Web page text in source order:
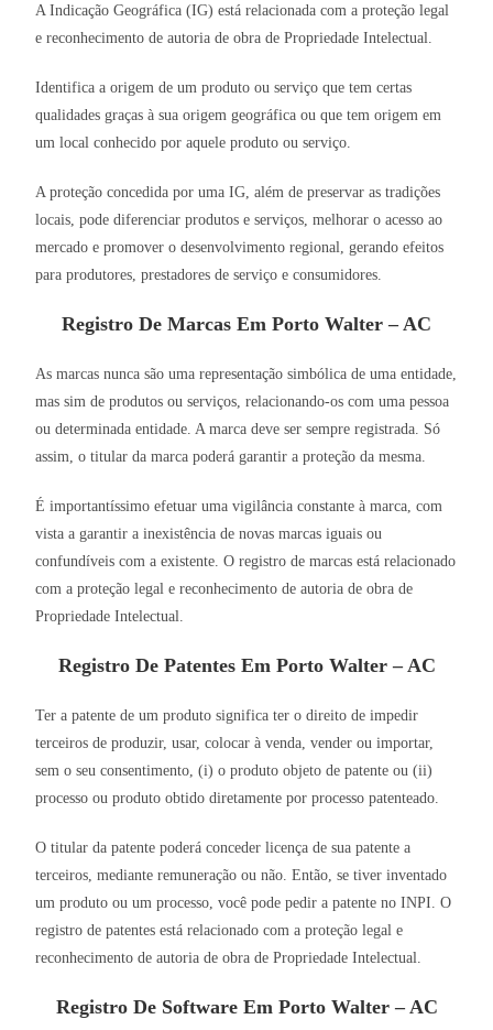
A Indicação Geográfica (IG) está relacionada com a proteção legal
e reconhecimento de autoria de obra de Propriedade Intelectual.
Identifica a origem de um produto ou serviço que tem certas
qualidades graças à sua origem geográfica ou que tem origem em
um local conhecido por aquele produto ou serviço.
A proteção concedida por uma IG, além de preservar as tradições
locais, pode diferenciar produtos e serviços, melhorar o acesso ao
mercado e promover o desenvolvimento regional, gerando efeitos
para produtores, prestadores de serviço e consumidores.
Registro De Marcas Em Porto Walter – AC
As marcas nunca são uma representação simbólica de uma entidade,
mas sim de produtos ou serviços, relacionando-os com uma pessoa
ou determinada entidade. A marca deve ser sempre registrada. Só
assim, o titular da marca poderá garantir a proteção da mesma.
É importantíssimo efetuar uma vigilância constante à marca, com
vista a garantir a inexistência de novas marcas iguais ou
confundíveis com a existente. O registro de marcas está relacionado
com a proteção legal e reconhecimento de autoria de obra de
Propriedade Intelectual.
Registro De Patentes Em Porto Walter – AC
Ter a patente de um produto significa ter o direito de impedir
terceiros de produzir, usar, colocar à venda, vender ou importar,
sem o seu consentimento, (i) o produto objeto de patente ou (ii)
processo ou produto obtido diretamente por processo patenteado.
O titular da patente poderá conceder licença de sua patente a
terceiros, mediante remuneração ou não. Então, se tiver inventado
um produto ou um processo, você pode pedir a patente no INPI. O
registro de patentes está relacionado com a proteção legal e
reconhecimento de autoria de obra de Propriedade Intelectual.
Registro De Software Em Porto Walter – AC